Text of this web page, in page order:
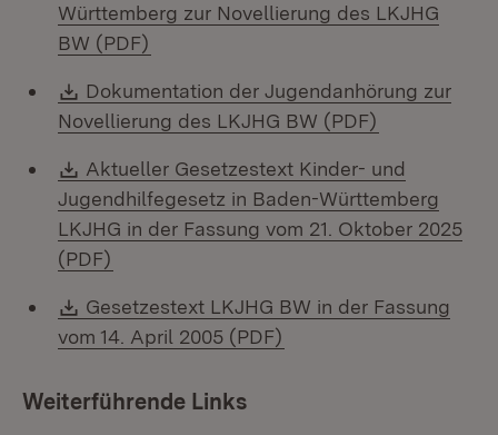
Württemberg zur Novellierung des LKJHG
BW (PDF)
Download:
Dokumentation der Jugendanhörung zur
Novellierung des LKJHG BW (PDF)
Download:
Aktueller Gesetzestext Kinder- und
Jugendhilfegesetz in Baden-Württemberg
LKJHG in der Fassung vom 21. Oktober 2025
(PDF)
Download:
Gesetzestext LKJHG BW in der Fassung
vom 14. April 2005 (PDF)
Weiterführende Links